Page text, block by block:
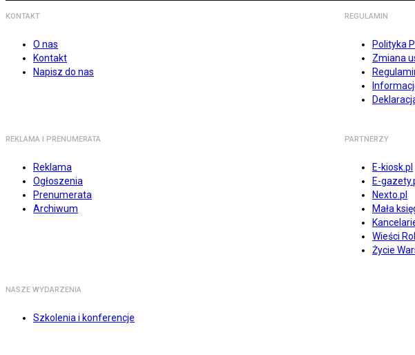
KONTAKT
O nas
Kontakt
Napisz do nas
REGULAMIN
Polityka
Zmiana
REKLAMA I PRENUMERATA
Reklama
Ogłoszenia
Prenumerata
Archiwum
PARTNERZY
E-kiosk.pl
E-
Nexto.pl
Mała
Wieści
Życie
NASZE WYDARZENIA
Szkolenia i konferencje